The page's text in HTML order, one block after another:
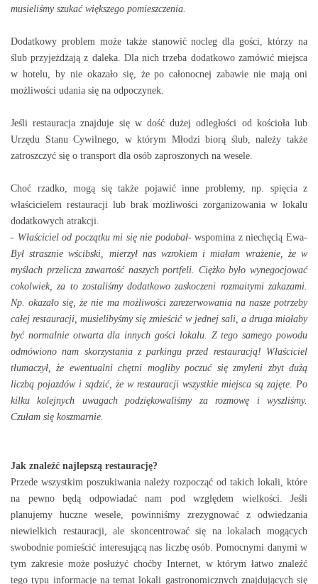
musieliśmy szukać większego pomieszczenia.
Dodatkowy problem może także stanowić nocleg dla gości, którzy na
ślub przyjeżdżają z daleka. Dla nich trzeba dodatkowo zamówić miejsca
w hotelu, by nie okazało się, że po całonocnej zabawie nie mają oni
możliwości udania się na odpoczynek.
Jeśli restauracja znajduje się w dość dużej odległości od kościoła lub
Urzędu Stanu Cywilnego, w którym Młodzi biorą ślub, należy także
zatroszczyć się o transport dla osób zaproszonych na wesele.
Choć rzadko, mogą się także pojawić inne problemy, np. spięcia z
właścicielem restauracji lub brak możliwości zorganizowania w lokalu
dodatkowych atrakcji.
- Właściciel od początku mi się nie podobał- wspomina z niechęcią Ewa-
Był strasznie wścibski, mierzył nas wzrokiem i miałam wrażenie, że w
myślach przelicza zawartość naszych portfeli. Ciężko było wynegocjować
cokolwiek, za to zostaliśmy dodatkowo zaskoczeni rozmaitymi zakazami.
Np. okazało się, że nie ma możliwości zarezerwowania na nasze potrzeby
całej restauracji, musielibyśmy się zmieścić w jednej sali, a druga miałaby
być normalnie otwarta dla innych gości lokalu. Z tego samego powodu
odmówiono nam skorzystania z parkingu przed restauracją! Właściciel
tłumaczył, że ewentualni chętni mogliby poczuć się zmyleni zbyt dużą
liczbą pojazdów i sądzić, że w restauracji wszystkie miejsca są zajęte. Po
kilku kolejnych uwagach podziękowaliśmy za rozmowę i wyszliśmy.
Czułam się koszmarnie.
Jak znaleźć najlepszą restaurację?
Przede wszystkim poszukiwania należy rozpocząć od takich lokali, które
na pewno będą odpowiadać nam pod względem wielkości. Jeśli
planujemy huczne wesele, powinniśmy zrezygnować z odwiedzania
niewielkich restauracji, ale skoncentrować się na lokalach mogących
swobodnie pomieścić interesującą nas liczbę osób. Pomocnymi danymi w
tym zakresie może posłużyć choćby Internet, w którym łatwo znaleźć
tego typu informacje na temat lokali gastronomicznych znajdujących się